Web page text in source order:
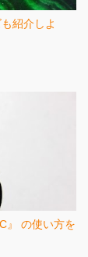
紹介しよ
』 の使い方を